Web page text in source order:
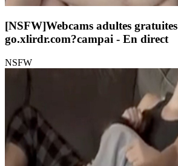
[NSFW]Webcams adultes gratuites
go.xlirdr.com?campai - En direct
NSFW